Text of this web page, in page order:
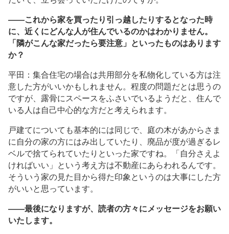
――これから家を買ったり引っ越したりするとなった時
に、近くにどんな人が住んでいるのかはわかりません。
「隣がこんな家だったら要注意」といったものはあります
か？
平田：集合住宅の場合は共用部分を私物化している方は注
意した方がいいかもしれません。程度の問題だとは思うの
ですが、露骨にスペースをふさいでいるようだと、住んで
いる人は自己中心的な方だと考えられます。
戸建てについても基本的には同じで、庭の木があからさま
に自分の家の方にはみ出していたり、廃品が度が過ぎるレ
ベルで捨てられていたりといった家ですね。「自分さえよ
ければいい」という考え方は不動産にあらわれるんです。
そういう家の見た目から得た印象というのは大事にした方
がいいと思っています。
――最後になりますが、読者の方々にメッセージをお願い
いたします。